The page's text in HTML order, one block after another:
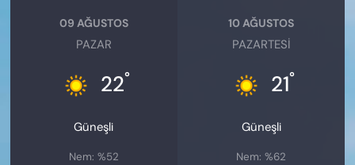
09 AĞUSTOS
PAZAR
22°
Güneşli
Nem: %52
10 AĞUSTOS
PAZARTESI
21°
Güneşli
Nem: %62